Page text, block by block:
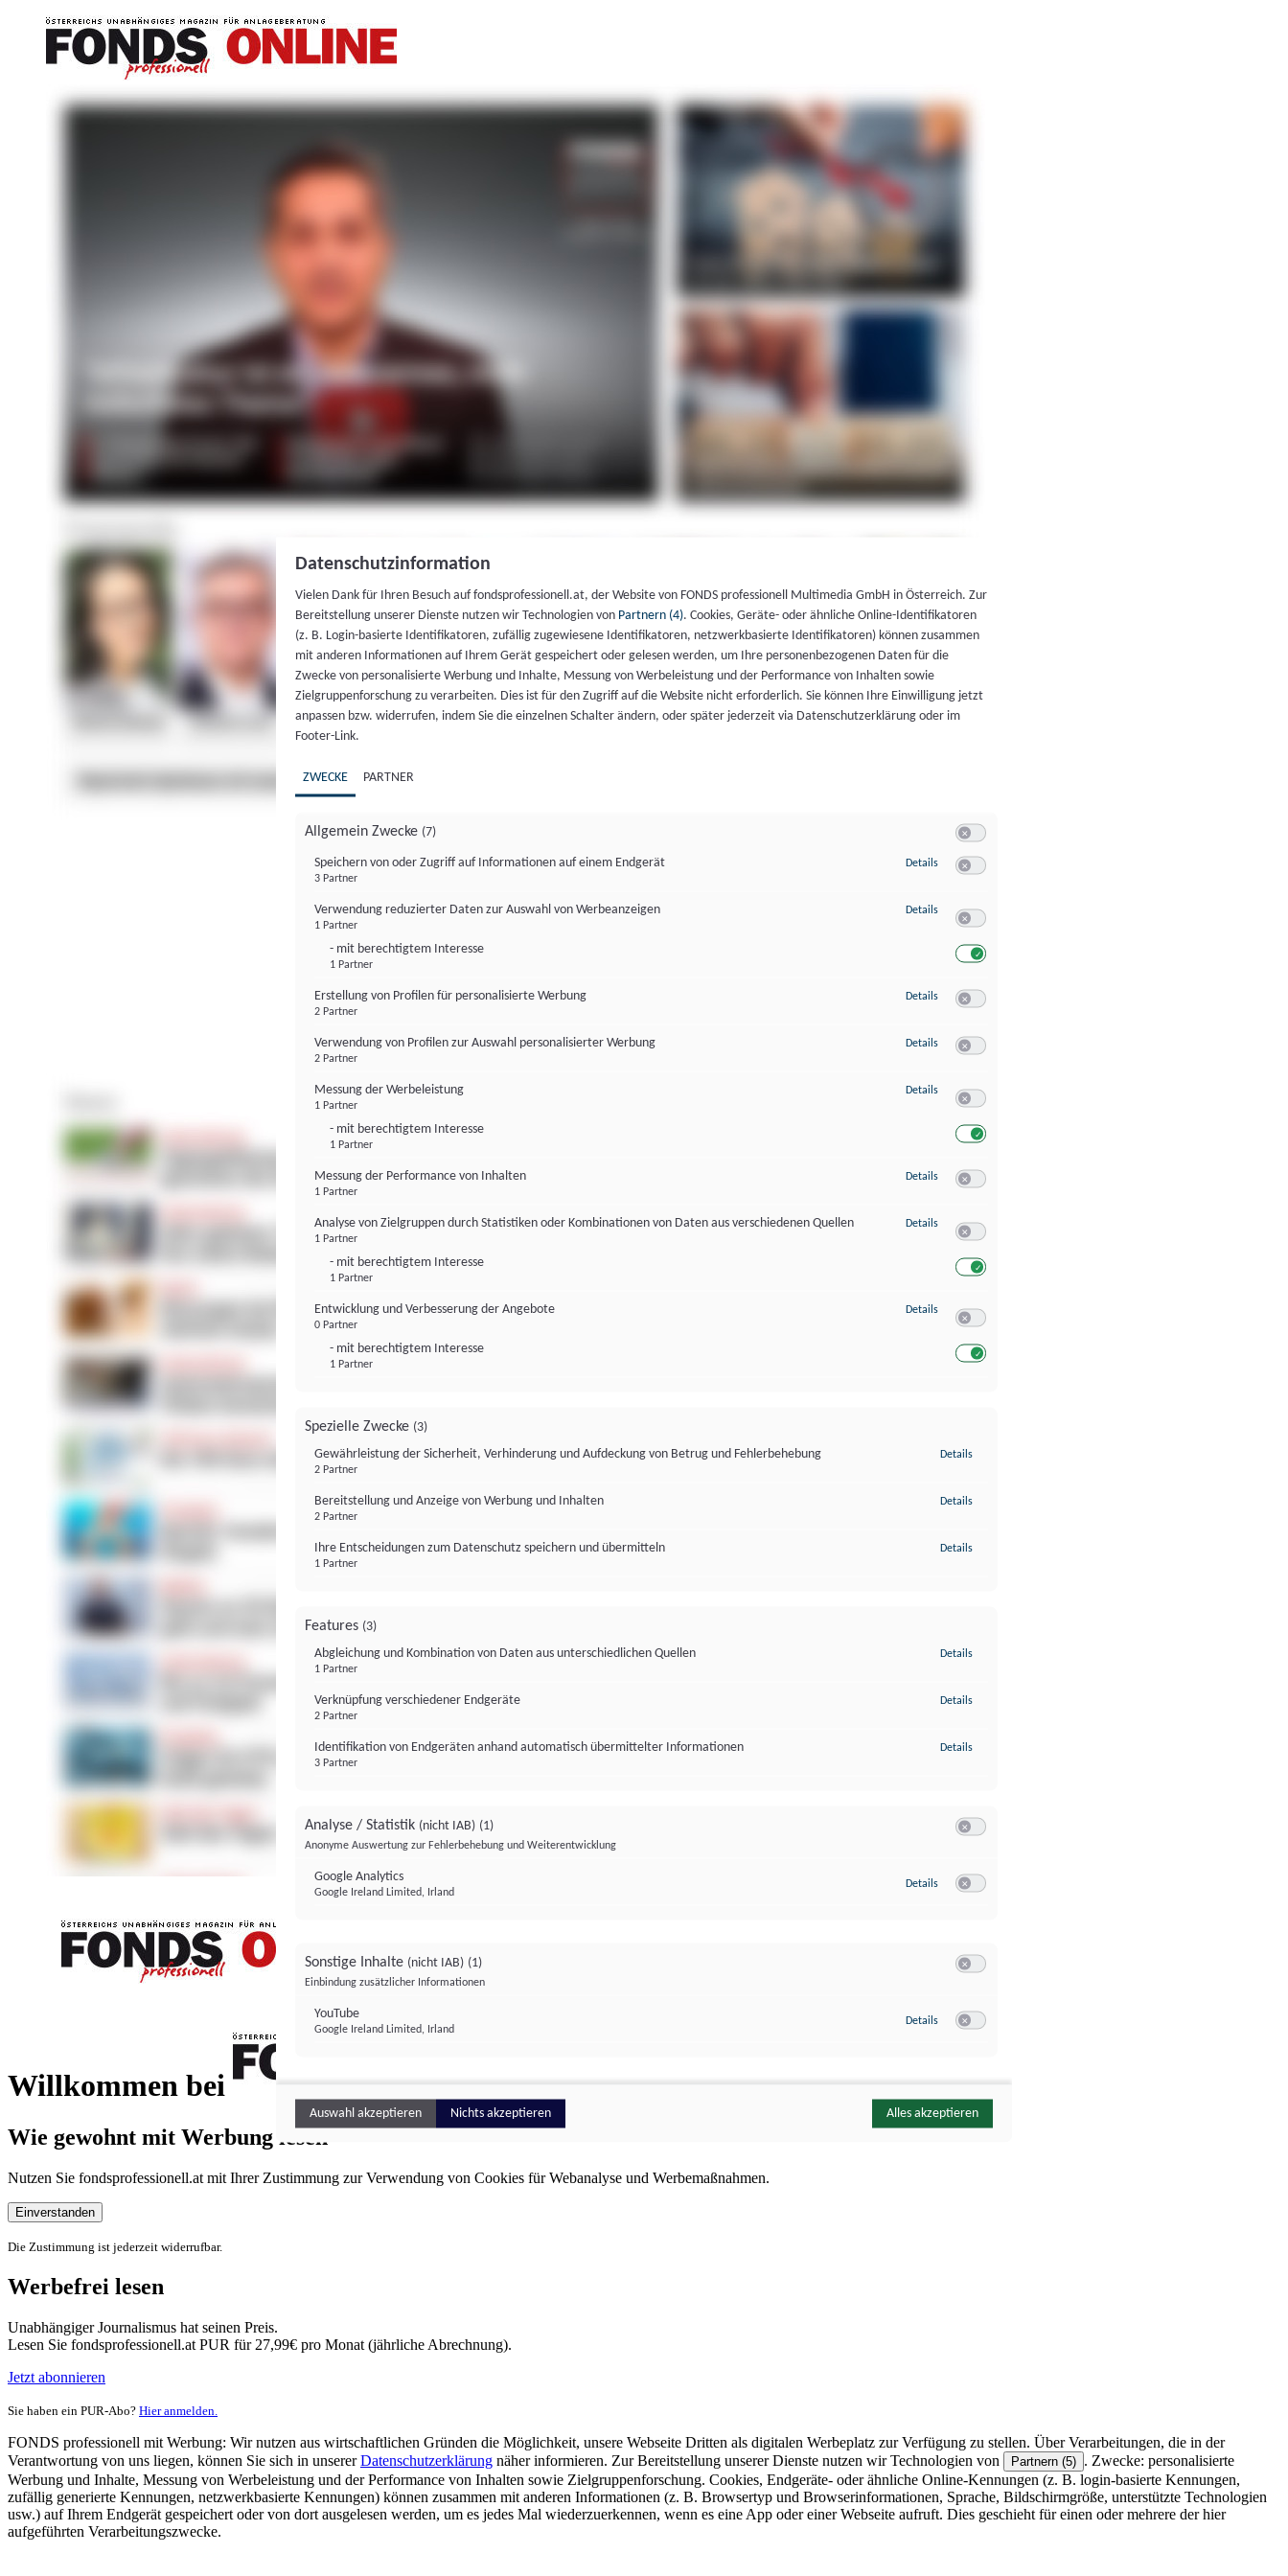
Willkommen bei
FONDS professionell
Wie gewohnt mit Werbung lesen
Nutzen Sie fondsprofessionell.at mit Ihrer Zustimmung zur Verwendung von Cookies für Webanalyse und Werbemaßnahmen.
Einverstanden
Die Zustimmung ist jederzeit widerrufbar.
Werbefrei lesen
Unabhängiger Journalismus hat seinen Preis.
Lesen Sie fondsprofessionell.at PUR für 27,99€ pro Monat (jährliche Abrechnung).
Jetzt abonnieren
Sie haben ein PUR-Abo? Hier anmelden.
FONDS professionell mit Werbung: Wir nutzen aus wirtschaftlichen Gründen die Möglichkeit, unsere Webseite Dritten als digitalen Werbeplatz zur Verfügung zu stellen. Über Verarbeitungen, die in der
Verantwortung von uns liegen, können Sie sich in unsererDatenschutzerklärung näher informieren. Zur Bereitstellung unserer Dienste nutzen wir Technologien von Partnern (5) . Zwecke: personalisierte
Werbung und Inhalte, Messung von Werbeleistung und der Performance von Inhalten sowie Zielgruppenforschung. Cookies, Endgeräte- oder ähnliche Online-Kennungen (z. B. login-basierte Kennungen,
zufällig generierte Kennungen, netzwerkbasierte Kennungen) können zusammen mit anderen Informationen (z. B. Browsertyp und Browserinformationen, Sprache, Bildschirmgröße, unterstützte Technologien
usw.) auf Ihrem Endgerät gespeichert oder von dort ausgelesen werden, um es jedes Mal wiederzuerkennen, wenn es eine App oder einer Webseite aufruft. Dies geschieht für einen oder mehrere der hier
aufgeführten Verarbeitungszwecke.
Datenschutzinformation
Vielen Dank für Ihren Besuch auf fondsprofessionell.at, der Website von FONDS professionell Multimedia GmbH in Österreich. Zur
Bereitstellung unserer Dienste nutzen wir Technologien von Partnern (4). Cookies, Geräte- oder ähnliche Online-Identifikatoren
(z. B. Login-basierte Identifikatoren, zufällig zugewiesene Identifikatoren, netzwerkbasierte Identifikatoren) können zusammen
mit anderen Informationen auf Ihrem Gerät gespeichert oder gelesen werden, um Ihre personenbezogenen Daten für die
Zwecke von personalisierte Werbung und Inhalte, Messung von Werbeleistung und der Performance von Inhalten sowie
Zielgruppenforschung zu verarbeiten. Dies ist für den Zugriff auf die Website nicht erforderlich. Sie können Ihre Einwilligung jetzt
anpassen bzw. widerrufen, indem Sie die einzelnen Schalter ändern, oder später jederzeit via Datenschutzerklärung oder im
Footer-Link.
ZWECKE PARTNER
Allgemein Zwecke (7)
Speichern von oder Zugriff auf Informationen auf einem Endgerät
3 Partner
Details zu Speichern von oder Zugriff auf Informationen auf einem Endgerät
Verwendung reduzierter Daten zur Auswahl von Werbeanzeigen
1 Partner
- mit berechtigtem Interesse
1 Partner
Details zu Verwendung reduzierter Daten zur Auswahl von Werbeanzeigen
Erstellung von Profilen für personalisierte Werbung
2 Partner
Details zu Erstellung von Profilen für personalisierte Werbung
Verwendung von Profilen zur Auswahl personalisierter Werbung
2 Partner
Details zu Verwendung von Profilen zur Auswahl personalisierter Werbung
Messung der Werbeleistung
1 Partner
- mit berechtigtem Interesse
1 Partner
Details zu Messung der Werbeleistung
Messung der Performance von Inhalten
1 Partner
Details zu Messung der Performance von Inhalten
Analyse von Zielgruppen durch Statistiken oder Kombinationen von Daten aus verschiedenen Quellen
1 Partner
- mit berechtigtem Interesse
1 Partner
Details zu Analyse von Zielgruppen durch Statistiken oder Kombinationen von
Entwicklung und Verbesserung der Angebote
0 Partner
- mit berechtigtem Interesse
1 Partner
Details zu Entwicklung und Verbesserung der Angebote
Spezielle Zwecke (3)
Gewährleistung der Sicherheit, Verhinderung und Aufdeckung von Betrug und Fehlerbehebung
2 Partner
Details
Bereitstellung und Anzeige von Werbung und Inhalten
2 Partner
Details
Ihre Entscheidungen zum Datenschutz speichern und übermitteln
1 Partner
Details
Features (3)
Abgleichung und Kombination von Daten aus unterschiedlichen Quellen
1 Partner
Details
Verknüpfung verschiedener Endgeräte
2 Partner
Details
Identifikation von Endgeräten anhand automatisch übermittelter Informationen
3 Partner
Details
Analyse / Statistik (nicht IAB) (1)
Anonyme Auswertung zur Fehlerbehebung und Weiterentwicklung
Google Analytics
Google Ireland Limited, Irland
Details zu Google Analytics
Sonstige Inhalte (nicht IAB) (1)
Einbindung zusätzlicher Informationen
YouTube
Google Ireland Limited, Irland
Details zu YouTube
Auswahl akzeptieren Nichts akzeptieren Alles akzeptieren